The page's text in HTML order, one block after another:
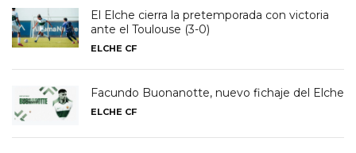
El Elche cierra la pretemporada con victoria
ante el Toulouse (3-0)
ELCHE CF
Facundo Buonanotte, nuevo fichaje del Elche
ELCHE CF